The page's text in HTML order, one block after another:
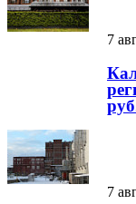
7
7